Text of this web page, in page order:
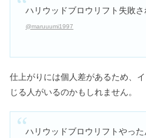
ハリウッドブロウリフト失敗
@maruuumi1997
仕上がりには個人差があるため、
じる人がいるのかもしれません。
ハリウッドブロウリフトやっ